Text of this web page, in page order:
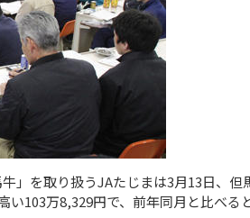
」を取り扱うJAたじまは3月13日、但
い103万8,329円で、前年同月と比べる